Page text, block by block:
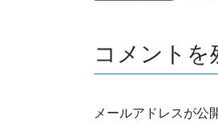
コメントを
メールアドレスが公